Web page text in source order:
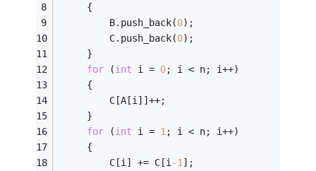
     {
         B.push_back(
0);
         C.push_back(
0);
     }
for (int i = 0; i < n; i++)
     {
         C[A[i]]++;
     }
for (int i = 1 ; i < n; i++)
     {
         C[i] += C[i
-1 ];